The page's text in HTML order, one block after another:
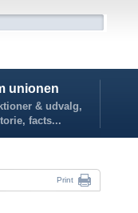
unionen
& udvalg,
facts...
Print